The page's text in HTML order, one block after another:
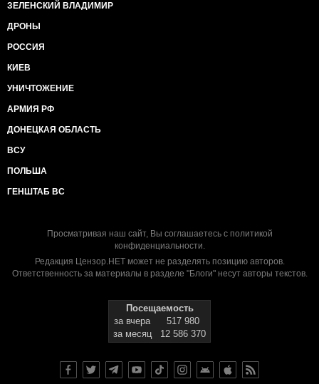
ЗЕЛЕНСКИЙ ВЛАДИМИР
ДРОНЫ
РОССИЯ
КИЕВ
УНИЧТОЖЕНИЕ
АРМИЯ РФ
ДОНЕЦКАЯ ОБЛАСТЬ
ВСУ
ПОЛЬША
ГЕНШТАБ ВС
Просматривая наш сайт, Вы соглашаетесь с политикой
конфиденциальности.
Редакция Цензор.НЕТ может не разделять позицию авторов.
Ответственность за материалы в разделе "Блоги" несут авторы текстов.
Посещаемость
за вчера
517 980
за месяц
12 586 370